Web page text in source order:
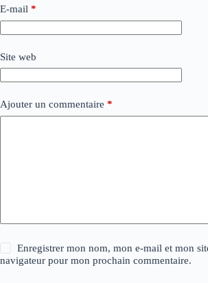
E-mail *
Site web
Ajouter un commentaire *
Enregistrer mon nom, mon e-mail et mon
navigateur pour mon prochain commentaire.